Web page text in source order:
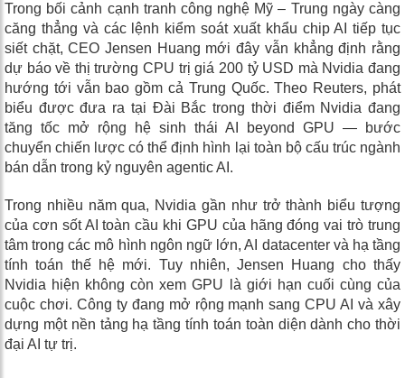
Trong bối cảnh cạnh tranh công nghệ Mỹ – Trung ngày càng
căng thẳng và các lệnh kiểm soát xuất khẩu chip AI tiếp tục
siết chặt, CEO Jensen Huang mới đây vẫn khẳng định rằng
dự báo về thị trường CPU trị giá 200 tỷ USD mà Nvidia đang
hướng tới vẫn bao gồm cả Trung Quốc. Theo Reuters, phát
biểu được đưa ra tại Đài Bắc trong thời điểm Nvidia đang
tăng tốc mở rộng hệ sinh thái AI beyond GPU — bước
chuyển chiến lược có thể định hình lại toàn bộ cấu trúc ngành
bán dẫn trong kỷ nguyên agentic AI.
Trong nhiều năm qua, Nvidia gần như trở thành biểu tượng
của cơn sốt AI toàn cầu khi GPU của hãng đóng vai trò trung
tâm trong các mô hình ngôn ngữ lớn, AI datacenter và hạ tầng
tính toán thế hệ mới. Tuy nhiên, Jensen Huang cho thấy
Nvidia hiện không còn xem GPU là giới hạn cuối cùng của
cuộc chơi. Công ty đang mở rộng mạnh sang CPU AI và xây
dựng một nền tảng hạ tầng tính toán toàn diện dành cho thời
đại AI tự trị.